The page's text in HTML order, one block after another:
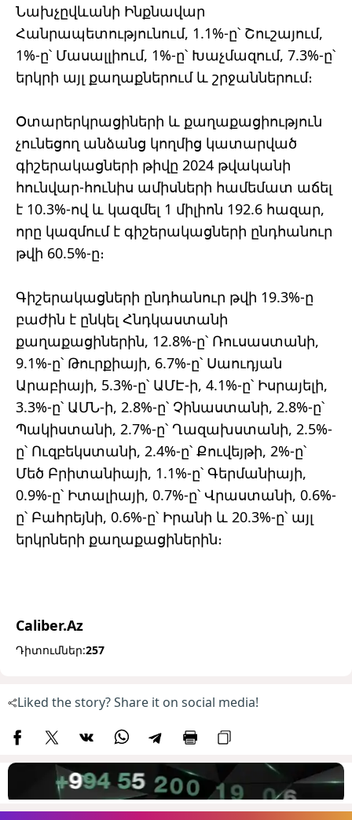
Նախչըվևանի Ինքնավար
Հանրապետությունում, 1.1%-ը՝ Շուշայում,
1%-ը՝ Մասալլիում, 1%-ը՝ Խաչմազում, 7.3%-ը՝
երկրի այլ քաղաքներում և շրջաններում։
Օտարերկրացիների և քաղաքացիություն
չունեցող անձանց կողմից կատարված
գիշերակացների թիվը 2024 թվականի
հունվար-հունիս ամիսների համեմատ աճել
է 10.3%-ով և կազմել 1 միլիոն 192.6 հազար,
որը կազմում է գիշերակացների ընդհանուր
թվի 60.5%-ը։
Գիշերակացների ընդհանուր թվի 19.3%-ը
բաժին է ընկել Հնդկաստանի
քաղաքացիներին, 12.8%-ը՝ Ռուսաստանի,
9.1%-ը՝ Թուրքիայի, 6.7%-ը՝ Սաուդյան
Արաբիայի, 5.3%-ը՝ ԱՄԷ-ի, 4.1%-ը՝ Իսրայելի,
3.3%-ը՝ ԱՄՆ-ի, 2.8%-ը՝ Չինաստանի, 2.8%-ը՝
Պակիստանի, 2.7%-ը՝ Ղազախստանի, 2.5%-
ը՝ Ուզբեկստանի, 2.4%-ը՝ Քուվեյթի, 2%-ը՝
Մեծ Բրիտանիայի, 1.1%-ը՝ Գերմանիայի,
0.9%-ը՝ Իտալիայի, 0.7%-ը՝ Վրաստանի, 0.6%-
ը՝ Բահրեյնի, 0.6%-ը՝ Իրանի և 20.3%-ը՝ այլ
երկրների քաղաքացիներին։
Caliber.Az
Դիտումներ:257
Liked the story? Share it on social media!